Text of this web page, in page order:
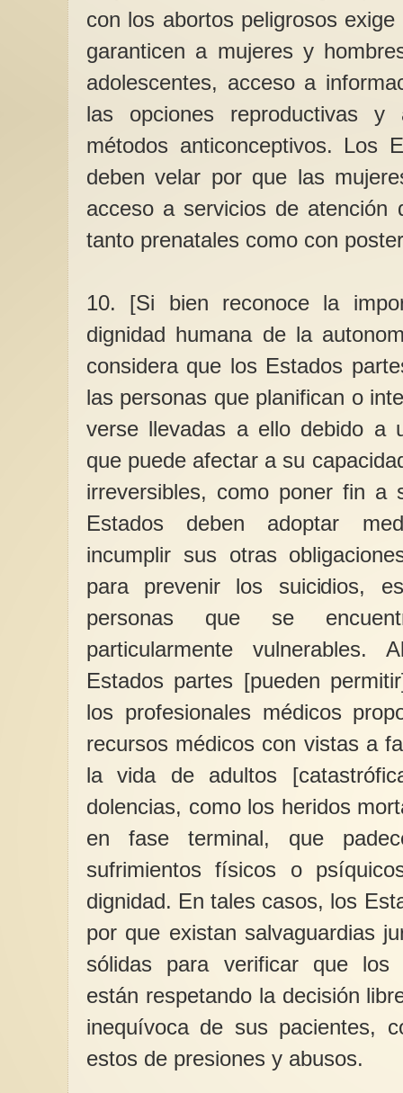
con los abortos peligrosos
garanticen a mujeres y
adolescentes, acceso a
las opciones reproductivas
métodos anticonceptivos. Los
deben velar por que las
acceso a servicios de atención
tanto prenatales como con
10. [Si bien reconoce la
dignidad humana de la
considera que los Estados
las personas que planifican o
verse llevadas a ello debido a
que puede afectar a su
irreversibles, como poner fin a
Estados deben adoptar
incumplir sus otras
para prevenir los suicidios,
personas que se
particularmente vulnerables.
Estados partes [pueden
los profesionales médicos
recursos médicos con vistas a
la vida de adultos
dolencias, como los heridos
en fase terminal, que
sufrimientos físicos o
dignidad. En tales casos, los
por que existan salvaguardias
sólidas para verificar que los
están respetando la decisión
inequívoca de sus pacientes,
estos de presiones y abusos.